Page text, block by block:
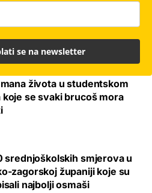
života u studentskom
koje se svaki brucoš mora
srednjoškolskih smjerova u
zagorskoj županiji koje su
najbolji osmaši
se na newsletter